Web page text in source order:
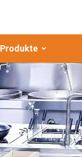
Produkte